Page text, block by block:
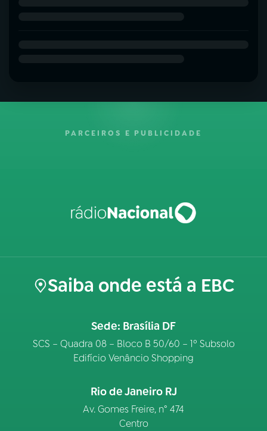
PARCEIROS E PUBLICIDADE
Saiba onde está a EBC
Sede: Brasília DF
SCS – Quadra 08 – Bloco B 50/60 – 1º Subsolo
Edifício Venâncio Shopping
Rio de Janeiro RJ
Av. Gomes Freire, n° 474
Centro